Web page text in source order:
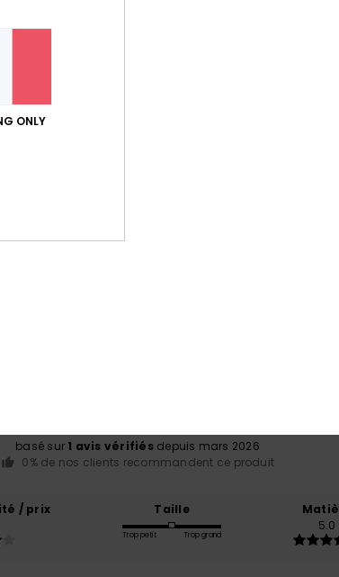
basé sur 1 avis vérifiésdepuis mars 2026
0% de nos clients recommandent ce produit
/ prix
Taille
Trop petit Trop grand
5.0
ONLY